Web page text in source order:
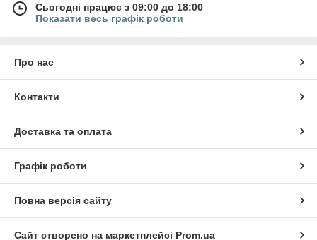
В нынешнее время существует изобилие предложений
довериться нашим профессионалам, которые подскажут,
какие установки будут актуальными для того или иного рода
долговечные изделия по выгодным расценкам.
Доставка товара возможна по всей стране. Отправка
осуществляется сразу после подтверждения деталей
Сьогодні працює з 09:00 до 18:00
Показати весь графік роботи
Про нас
Контакти
Доставка та оплата
Графік роботи
Повна версія сайту
Сайт створено на маркетплейсі Prom.ua